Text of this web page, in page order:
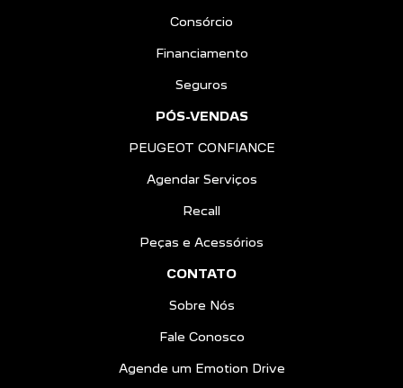
Consórcio
Financiamento
Seguros
PÓS-VENDAS
PEUGEOT CONFIANCE
Agendar Serviços
Recall
Peças e Acessórios
CONTATO
Sobre Nós
Fale Conosco
Agende um Emotion Drive